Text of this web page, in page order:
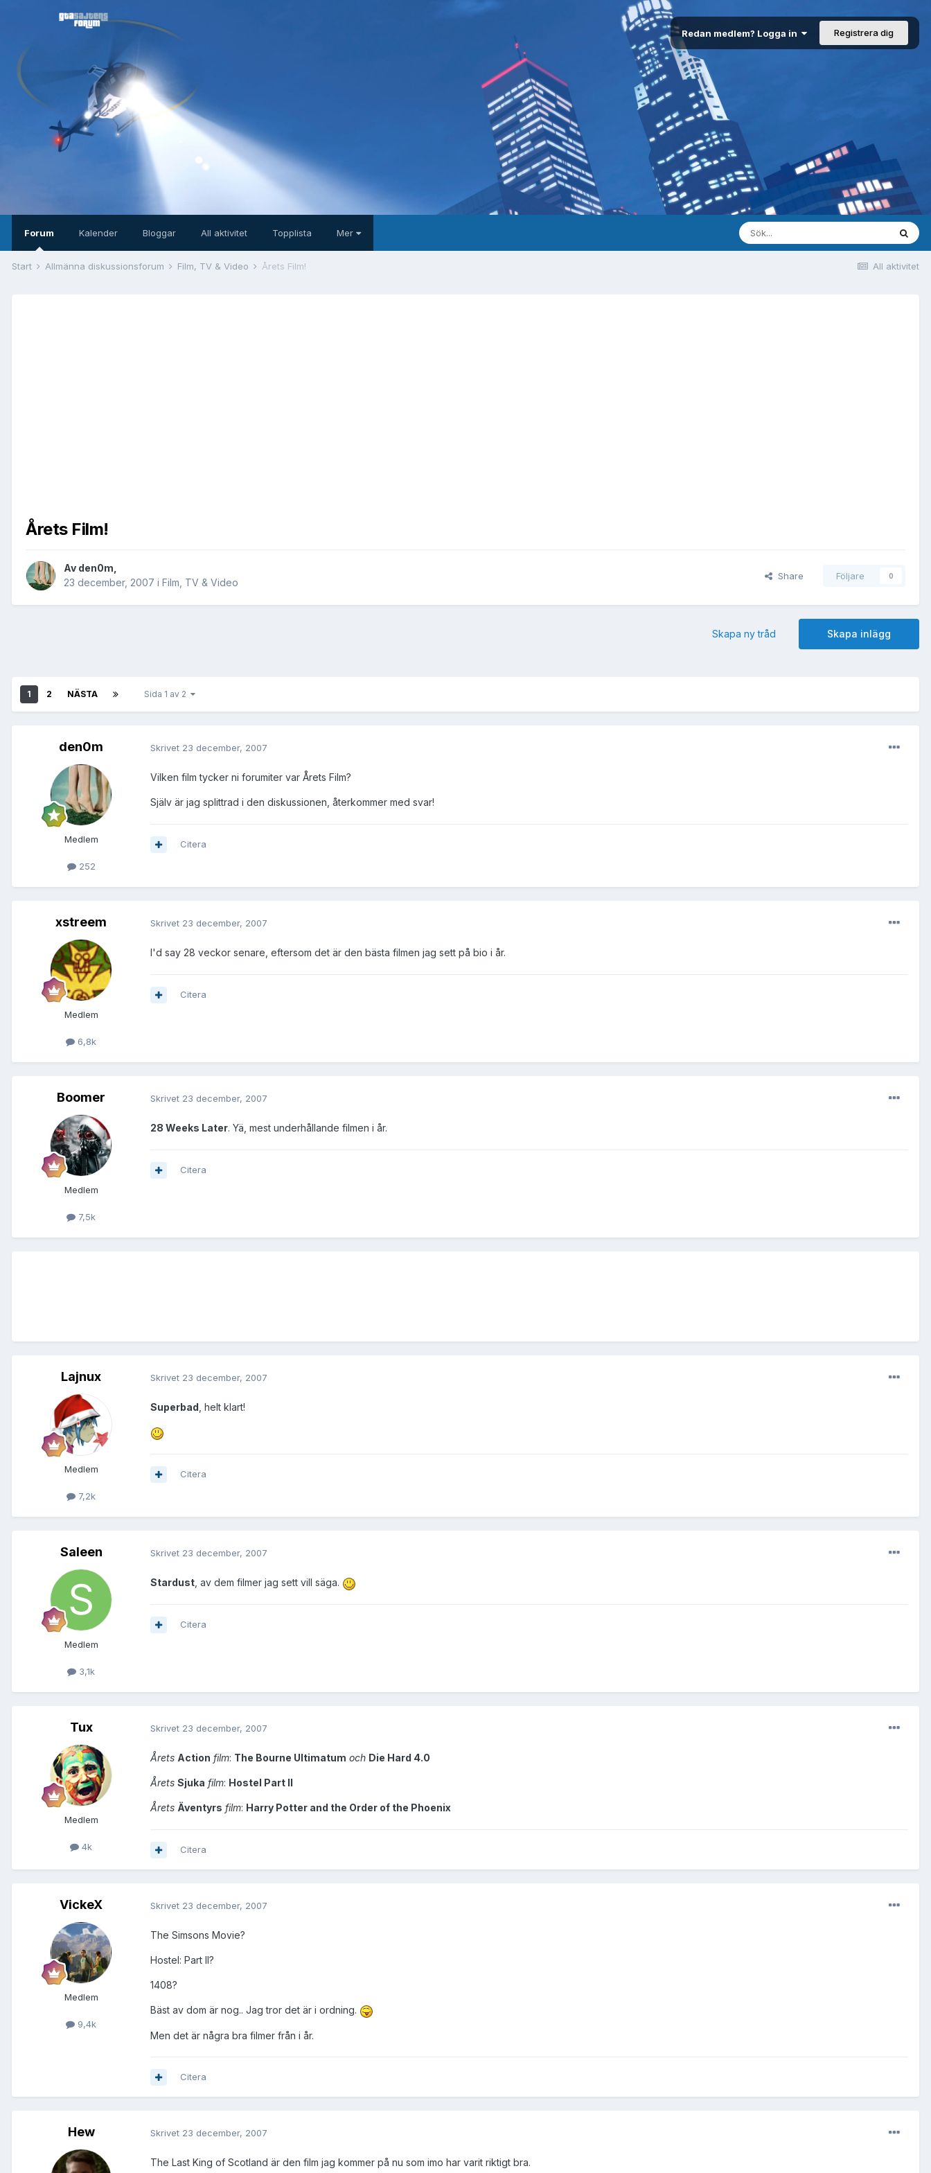
Redan medlem? Logga in Registrera dig
Forum Kalender Bloggar All aktivitet Topplista Mer
All aktivitet
Start Allmänna diskussionsforum Film, TV & Video Årets Film!
Årets Film!
Av den0m
23 december, 2007 i Film, TV & Video
Share Följare 0
Skapa inlägg
Skapa ny tråd
1 2 NÄSTA Sida 1 av 2
den0m
Medlem
252
Skrivet 23 december, 2007
Vilken film tycker ni forumiter var Årets Film?
Själv är jag splittrad i den diskussionen, återkommer med svar!
Citera
xstreem
Medlem
6,8k
Skrivet 23 december, 2007
I'd say 28 veckor senare, eftersom det är den bästa filmen jag sett på bio i år.
Citera
Boomer
Medlem
7,5k
Skrivet 23 december, 2007
28 Weeks Later. Yä, mest underhållande filmen i år.
Citera
Lajnux
Medlem
7,2k
Skrivet 23 december, 2007
Superbad , helt klart!
Citera
Saleen
Medlem
3,1k
Skrivet 23 december, 2007
Stardust , av dem filmer jag sett vill säga.
Citera
Tux
Medlem
4k
Skrivet 23 december, 2007
Årets Action film: The Bourne Ultimatum och Die Hard 4.0
Årets Sjuka film: Hostel Part II
Årets Äventyrs film: Harry Potter and the Order of the Phoenix
Citera
VickeX
Medlem
9,4k
Skrivet 23 december, 2007
The Simsons Movie?
Hostel: Part II?
1408?
Bäst av dom är nog.. Jag tror det är i ordning.
Men det är några bra filmer från i år.
Citera
Hew Skrivet 23 december, 2007
The Last King of Scotland är den film jag kommer på nu som imo har varit riktigt bra.